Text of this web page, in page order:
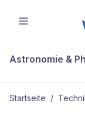
Astronomie &
Startseite /